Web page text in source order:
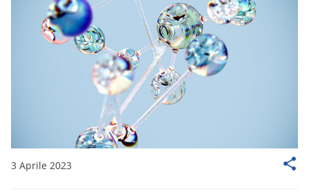
3 Aprile 2023